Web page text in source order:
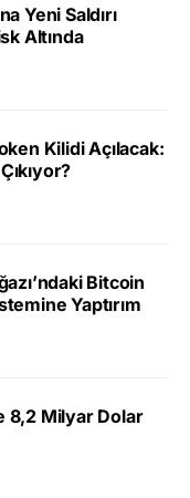
Yeni Saldırı
Altında
Kilidi Açılacak:
Bitcoin
Yaptırım
8,2 Milyar Dolar